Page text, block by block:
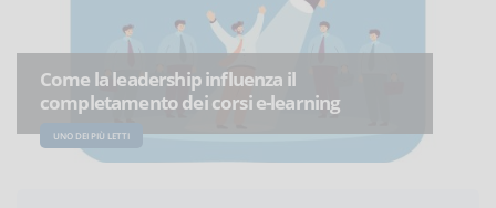
Come la leadership influenza il
completamento dei corsi e-learning
UNO DEI PIÙ LETTI